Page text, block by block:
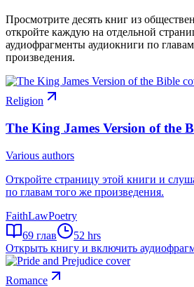
Просмотрите десять книг из
откройте каждую на отдельной
аудиофрагменты аудиокниги по
произведения.
Religion
The King James Version of the
Various authors
Откройте страницу этой книги и
по главам того же произведения.
FaithLawPoetry
69 глав
52 hrs
Открыть книгу и включить
Romance